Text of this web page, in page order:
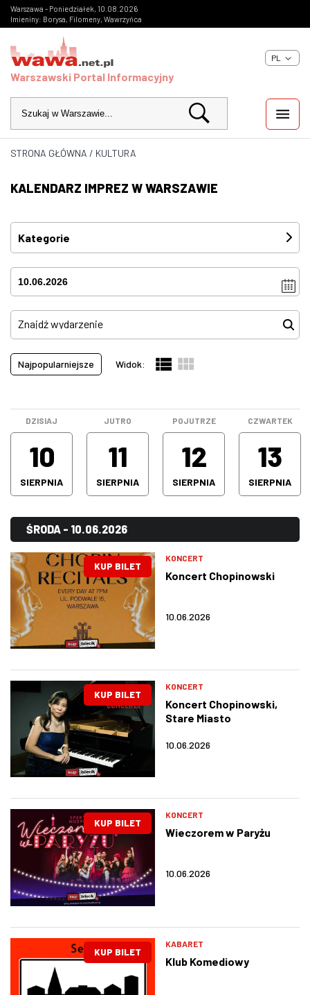
Warszawa - Poniedziałek, 10.08.2026
Imieniny: Borysa, Filomeny, Wawrzyńca
Warszawski Portal Informacyjny
PL
WIADOMOŚCI
INWESTYCJE
IMPREZY
KULTURA
ZDJĘCIA
W WARSZAWIE
STRONA GŁÓWNA / KULTURA
KALENDARZ IMPREZ W WARSZAWIE
Kategorie
Festiwale
(0)
(0)
Pokazy filmowe
(0)
Spektakle
Stand-up
(96)
Wystawa
(0)
Wszystkie kategorie
Najpopularniejsze Widok:
DZISIAJ
10
SIERPNIA
JUTRO
11
SIERPNIA
POJUTRZE
12
SIERPNIA
CZWARTEK
13
SIERPNIA
ŚRODA - 10.06.2026
KUP BILET
KONCERT
Koncert Chopinowski
10.06.2026
KUP BILET
KONCERT
Koncert Chopinowski,
Stare Miasto
10.06.2026
KUP BILET
KONCERT
Wieczorem w Paryżu
10.06.2026
KUP BILET
KABARET
Klub Komediowy